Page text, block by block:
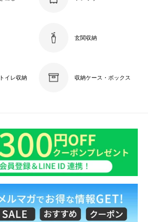
玄関収納
イレ収納 収納ケース・ボックス